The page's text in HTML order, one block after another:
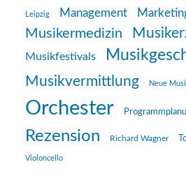
Leipzig Management
Musikermedizin
Musikfestivals
Musikvermittlung Neue
Orchester
Rezension Richard Wagner
Violoncello